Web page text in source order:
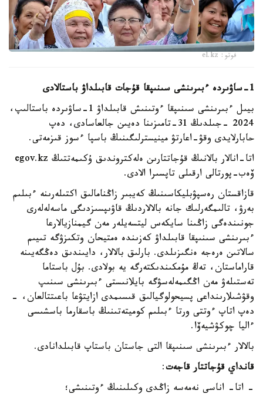
فوتو: el.kz
1-ساۋىردە ءبىرىنشى سىنىپقا قۇجات قابىلداۋ باستالادى
بيىل ءبىرىنشى سىنىپقا ءوتىنىش قابىلداۋ 1-ساۋىردە باستالىپ،
2024 -جىلدىڭ 31-تامىزىنا دەيىن جالعاسادى، دەپ
حابارلايدى وقۋ-اعارتۋ مينيسترلىگىنىڭ باسپا ءسوز قىزمەتى.
اتا-انالار بالانىڭ قۇجاتتارىن ەلەكتروندىق ۇكىمەتتىڭ egov.kz
ۆەب-پورتالى ارقىلى تاپسىرا الادى.
قازاقستان رەسپۋبليكاسىنىڭ كەيبىر زاڭنامالىق اكتىلەرىنە ءبىلىم
بەرۋ، تالىمگەرلىك جانە بالالاردىڭ قاۋىپسىزدىگى ماسەلەلەرى
جونىندەگى زاڭىنا سايكەس ليتسەيلەر مەن گيمنازيالارعا
ءبىرىنشى سىنىپقا قابىلداۋ كەزىندە ەمتيحان وتكىزۋگە تىيىم
سالاتىن ەرەجە ەنگىزىلدى. بارلىق بالالار، دايىندىق دەڭگەيىنە
قاراماستان، تەڭ مۇمكىندىكتەرگە يە بولادى. بۇل باستاما
تەستىلەۋ مەن اڭگىمەلەسۋگە بايلانىستى ءبىرىنشى سىنىپ
وقۋشىلارىنداعى پسيحولوگيالىق قىسىمدى ازايتۋعا باعىتتالعان، -
دەپ اتاپ ءوتتى ورتا ءبىلىم كوميتەتىنىڭ باسقارما باسشىسى
ءاليا چوكۋشيەۆا.
بالالار ءبىرىنشى سىنىپقا التى جاستان باستاپ قابىلدانادى.
قانداي قۇجاتتار قاجەت:
- اتا- اناسى نەمەسە زاڭدى وكىلىنىڭ ءوتىنىشى؛